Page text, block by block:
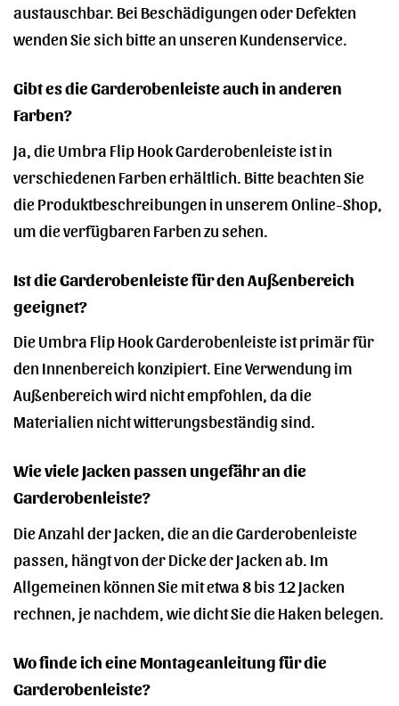
austauschbar. Bei Beschädigungen oder Defekten
wenden Sie sich bitte an unseren Kundenservice.
Gibt es die Garderobenleiste auch in anderen
Farben?
Ja, die Umbra Flip Hook Garderobenleiste ist in
verschiedenen Farben erhältlich. Bitte beachten Sie
die Produktbeschreibungen in unserem Online-Shop,
um die verfügbaren Farben zu sehen.
Ist die Garderobenleiste für den Außenbereich
geeignet?
Die Umbra Flip Hook Garderobenleiste ist primär für
den Innenbereich konzipiert. Eine Verwendung im
Außenbereich wird nicht empfohlen, da die
Materialien nicht witterungsbeständig sind.
Wie viele Jacken passen ungefähr an die
Garderobenleiste?
Die Anzahl der Jacken, die an die Garderobenleiste
passen, hängt von der Dicke der Jacken ab. Im
Allgemeinen können Sie mit etwa 8 bis 12 Jacken
rechnen, je nachdem, wie dicht Sie die Haken belegen.
Wo finde ich eine Montageanleitung für die
Garderobenleiste?